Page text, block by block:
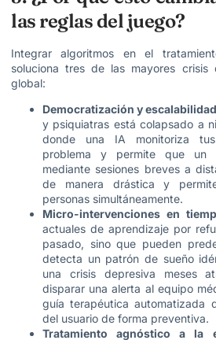
las reglas del juego?
Integrar algoritmos en el
soluciona tres de las mayores crisis
global:
Democratización y
y psiquiatras está colapsado a
donde una IA monitoriza
problema y permite que un
mediante sesiones breves a
de manera drástica y
personas simultáneamente.
Micro-intervenciones en
actuales de aprendizaje por
pasado, sino que pueden
detecta un patrón de sueño
una crisis depresiva meses
disparar una alerta al equipo
guía terapéutica automatizada
del usuario de forma preventiva.
Tratamiento agnóstico a la